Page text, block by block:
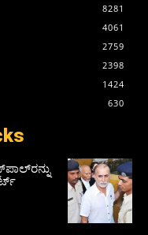
8281
4061
2759
2398
1424
630